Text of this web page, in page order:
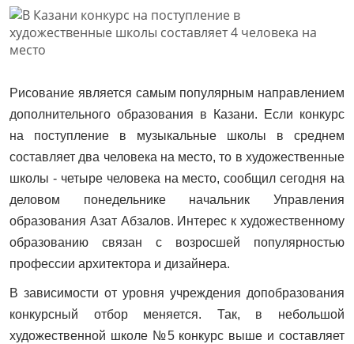
Рисование является самым популярным направлением
дополнительного образования в Казани. Если конкурс
на поступление в музыкальные школы в среднем
составляет два человека на место, то в художественные
школы - четыре человека на место, сообщил сегодня на
деловом понедельнике начальник Управления
образования Азат Абзалов. Интерес к художественному
образованию связан с возросшей популярностью
профессии архитектора и дизайнера.
В зависимости от уровня учреждения допобразования
конкурсный отбор меняется. Так, в небольшой
художественной школе №5 конкурс выше и составляет